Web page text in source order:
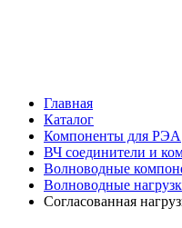
Главная
Каталог
Компоненты для РЭА
ВЧ соединители и
Волноводные
Волноводные
Согласованная